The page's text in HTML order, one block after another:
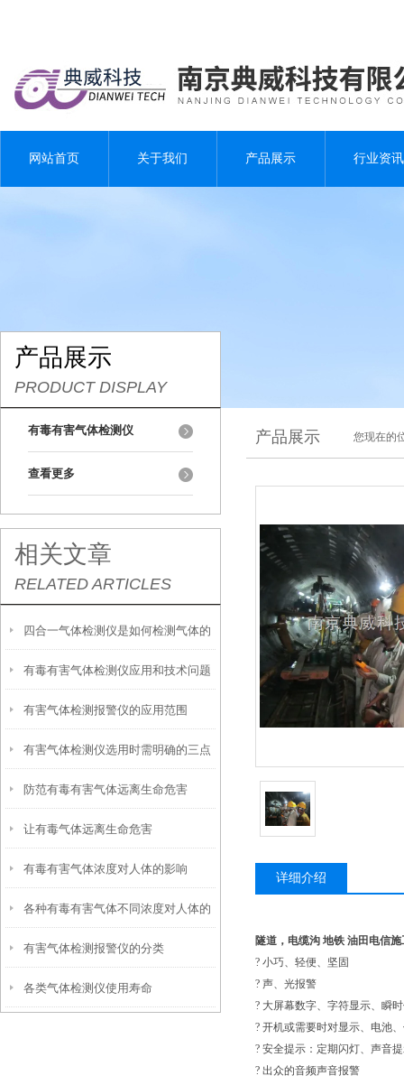
网站首页 关于我们 产品展示 行业资讯
产品展示
PRODUCT DISPLAY
有毒有害气体检测仪
查看更多
相关文章
RELATED ARTICLES
四合一气体检测仪是如何检测气体的
有毒有害气体检测仪应用和技术问题
有害气体检测报警仪的应用范围
有害气体检测仪选用时需明确的三点
防范有毒有害气体远离生命危害
让有毒气体远离生命危害
有毒有害气体浓度对人体的影响
各种有毒有害气体不同浓度对人体的
影响
有害气体检测报警仪的分类
各类气体检测仪使用寿命
产品展示 您现在的
详细介绍
隧道，电缆沟 地铁 油田电信
? 小巧、轻便、坚固
? 声、光报警
? 大屏幕数字、字符显示、瞬
? 开机或需要时对显示、电池
? 安全提示：定期闪灯、声音
? 出众的音频声音报警